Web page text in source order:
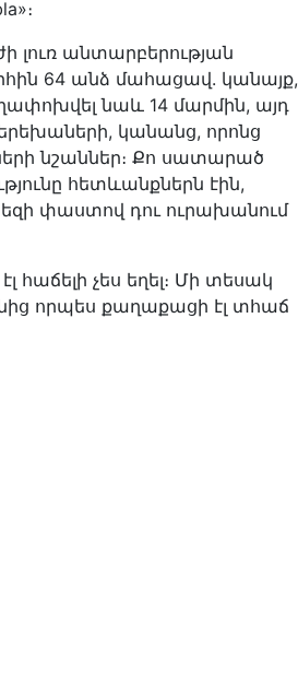
լուռ անտարբերության
64 անձ մահացավ. կանայք,
նաև 14 մարմին, այդ
կանանց, որոնց
նշաններ։ Քո սատարած
հետևանքներն էին,
փաստով դու ուրախանում
չես եղել։ Մի տեսակ
որպես քաղաքացի էլ տհաճ